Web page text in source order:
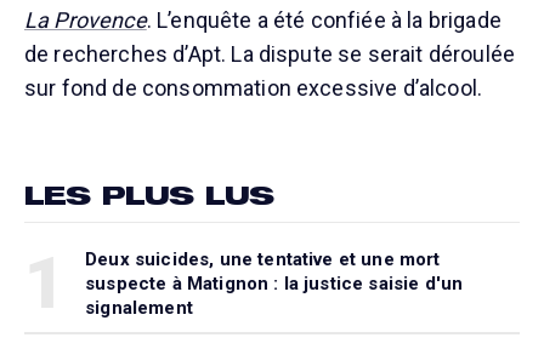
La Provence. L’enquête a été confiée à la brigade
de recherches d’Apt. La dispute se serait déroulée
sur fond de consommation excessive d’alcool.
LES PLUS LUS
Deux suicides, une tentative et une mort
suspecte à Matignon : la justice saisie d'un
signalement